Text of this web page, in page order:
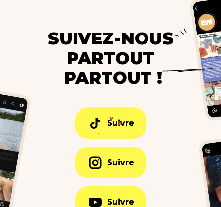
SUIVEZ-NOUS
PARTOUT
PARTOUT !
Suivre
Suivre
Suivre
Suivre
Suivre
Suivre